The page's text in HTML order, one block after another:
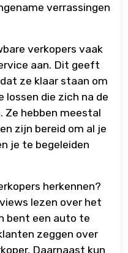
verrassingen
verkopers vaak
aan. Dit geeft
ze klaar staan om
lossen die zich na de
Ze hebben meestal
zijn bereid om al je
je te begeleiden
herkennen?
lezen over het
bent een auto te
zeggen over
Daarnaast kun